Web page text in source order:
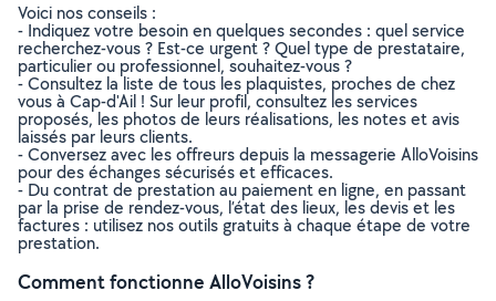
Voici nos conseils :
- Indiquez votre besoin en quelques secondes : quel service
recherchez-vous ? Est-ce urgent ? Quel type de prestataire,
particulier ou professionnel, souhaitez-vous ?
- Consultez la liste de tous les plaquistes, proches de chez
vous à Cap-d'Ail ! Sur leur profil, consultez les services
proposés, les photos de leurs réalisations, les notes et avis
laissés par leurs clients.
- Conversez avec les offreurs depuis la messagerie AlloVoisins
pour des échanges sécurisés et efficaces.
- Du contrat de prestation au paiement en ligne, en passant
par la prise de rendez-vous, l’état des lieux, les devis et les
factures : utilisez nos outils gratuits à chaque étape de votre
prestation.
Comment fonctionne AlloVoisins ?